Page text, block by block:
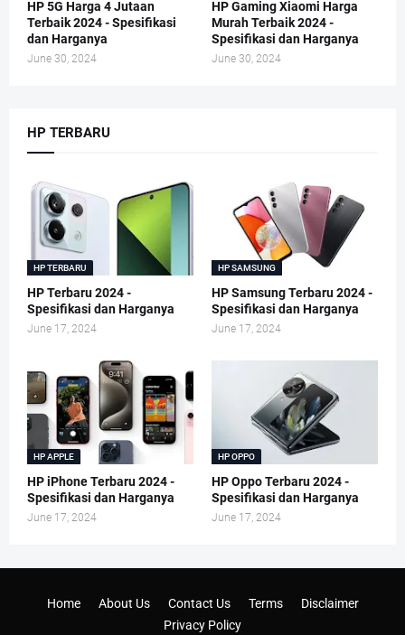
HP 5G Harga 4 Jutaan
Terbaik 2024 - Spesifikasi
dan Harganya
June 30, 2024
HP Gaming Xiaomi Harga
Murah Terbaik 2024 -
Spesifikasi dan Harganya
June 30, 2024
HP TERBARU
HP TERBARU
HP Terbaru 2024 -
Spesifikasi dan Harganya
June 17, 2024
HP SAMSUNG
HP Samsung Terbaru 2024 -
Spesifikasi dan Harganya
June 17, 2024
HP APPLE
HP iPhone Terbaru 2024 -
Spesifikasi dan Harganya
June 17, 2024
HP OPPO
HP Oppo Terbaru 2024 -
Spesifikasi dan Harganya
June 17, 2024
Home About Us Contact Us Terms
Disclaimer
Privacy Policy